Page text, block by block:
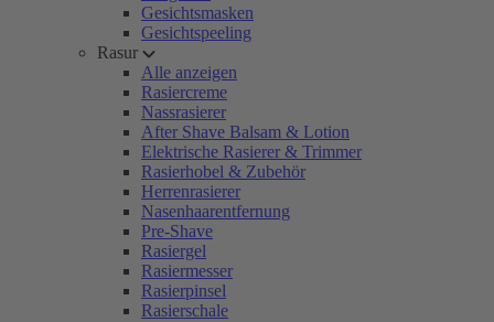
Gesichtsmasken
Gesichtspeeling
Rasur
Alle anzeigen
Rasiercreme
Nassrasierer
After Shave Balsam & Lotion
Elektrische Rasierer & Trimmer
Rasierhobel & Zubehör
Herrenrasierer
Nasenhaarentfernung
Pre-Shave
Rasiergel
Rasiermesser
Rasierpinsel
Rasierschale